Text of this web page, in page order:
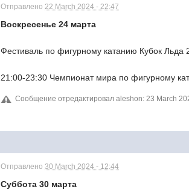
Отправлено22 March 2024 - 22:47
Воскресенье 24 марта
Фестиваль по фигурному катанию Кубок Льда
21:00-23:30 Чемпионат мира по фигурному
Сообщение отредактировал aleshon: 23 March
Отправлено30 March 2024 - 12:44
Суббота 30 марта